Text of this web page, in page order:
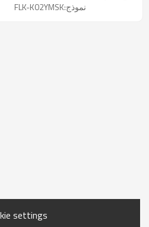
نموذج:FLK-K02YMSK
settings